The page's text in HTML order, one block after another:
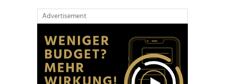
Advertisement